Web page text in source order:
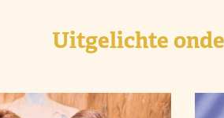
Uitgelichte